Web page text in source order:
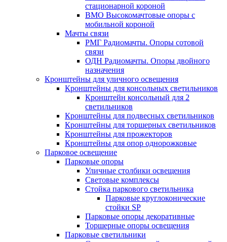
стационарной короной
ВМО Высокомачтовые опоры с
мобильной короной
Мачты связи
РМГ Радиомачты. Опоры сотовoй
связи
ОДН Радиомачты. Опоры двойного
назначения
Кронштейны для уличного освещения
Кронштейны для консольных светильников
Кронштейн консольный для 2
светильников
Кронштейны для подвесных светильников
Кронштейны для торшерных светильников
Кронштейны для прожекторов
Кронштейны для опор однорожковые
Парковое освещение
Парковые опоры
Уличные столбики освещения
Световые комплексы
Стойка паркового светильника
Парковые круглоконические
стойки SP
Парковые опоры декоративные
Торшерные опоры освещения
Парковые светильники